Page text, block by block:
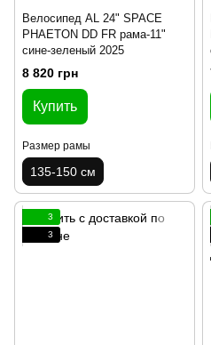
Велосипед AL 24" SPACE
PHAETON DD FR рама-11"
сине-зеленый 2025
8 820 грн
Купить
Размер рамы
135-150 см
3
3